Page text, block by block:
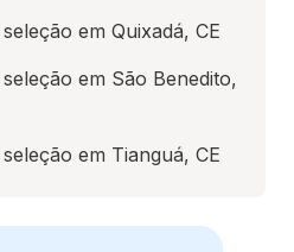
em Quixadá, CE
em São Benedito,
em Tianguá, CE